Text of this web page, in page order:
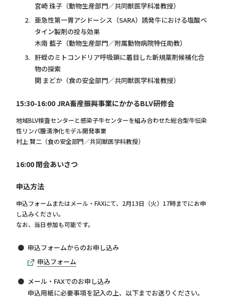
宮崎 珠子（動物生産部門／共同獣医学科准教授）
亜急性第一胃アシドーシス（SARA）誘発牛における塩酸ベ
タイン製剤の投与効果
木南 藍子（動物生産部門／附属動物病院特任助教）
肝蛭のミトコンドリア呼吸鎖に着目した新規薬剤候補化合
物の探索
関 まどか（食の安全部門／共同獣医学科准教授）
15:30-16:00 JRA畜産振興事業にかかるBLV研修会
地域BLV検査センターと感染子牛センターを組み合わせた総合型牛伝染
性リンパ腫清浄化モデル開発事業
村上 賢二（食の安全部門／共同獣医学科教授）
16:00 閉会あいさつ
申込方法
申込フォームまたはメール・FAXにて、2月13日（火）17時までにお申
し込みください。
なお、当日参加も可能です。
申込フォームからのお申し込み
申込フォーム
メール・FAXでのお申し込み
申込用紙に必要事項を記入の上、以下までお送りください。